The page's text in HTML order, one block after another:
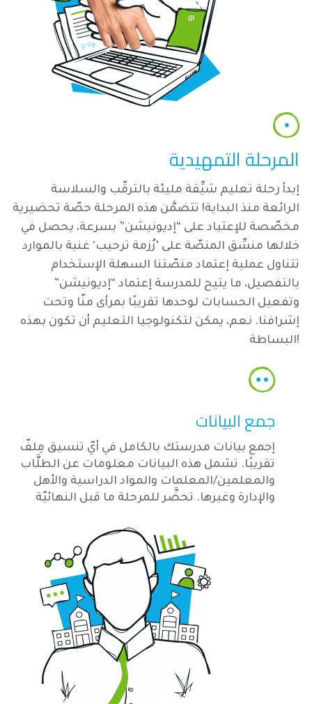
المرحلة التمهيدية
إبدأ رحلة تعليم شيِّقة مليئة بالترقّب والسلاسة
الرائعة منذ البداية! تتضمَّن هذه المرحلة حصّة تحضيرية
مخصّصة للإعتياد على “إديونيشن” بسرعة، يحصل في
خلالها منسِّق المنصّة على ’رُزمة ترحيب‘ غنية بالموارد
تتناول عملية إعتماد منصّتنا السهلة الإستخدام
بالتفصيل، ما يتيح للمدرسة إعتماد “إديونيشن”
وتفعيل الحسابات لوحدها تقريبًا بمرأى منّا وتحت
إشرافنا. نعم، يمكن لتكنولوجيا التعليم أن تكون بهذه
البساطة!
جمع البيانات
إجمع بيانات مدرستك بالكامل في أيّ تنسيق مِلفّ
تقريبًا. تشمل هذه البيانات معلومات عن الطلَّاب
والمعلمين/المعلمات والمواد الدراسية والأهل
والإدارة وغيرها. تحضَّر للمرحلة ما قبل النهائيّة